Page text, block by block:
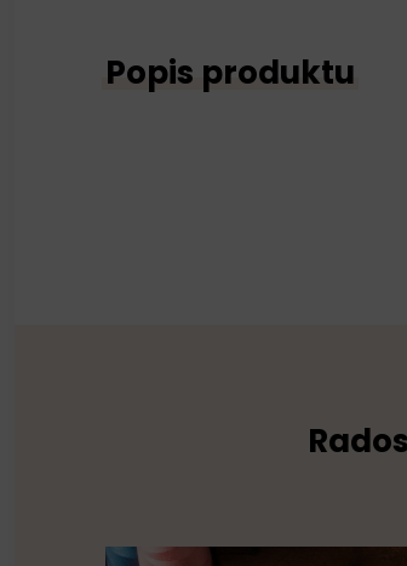
Popis produktu